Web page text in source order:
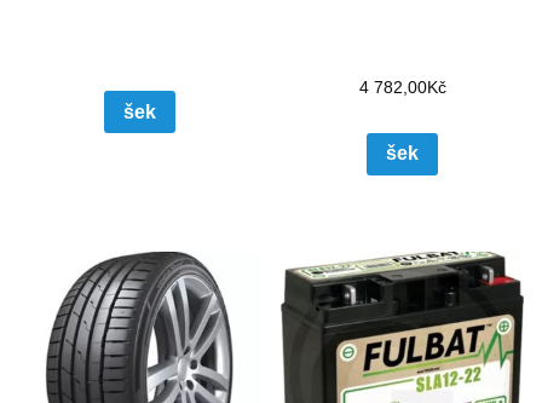
šek
4 782,00Kč
šek